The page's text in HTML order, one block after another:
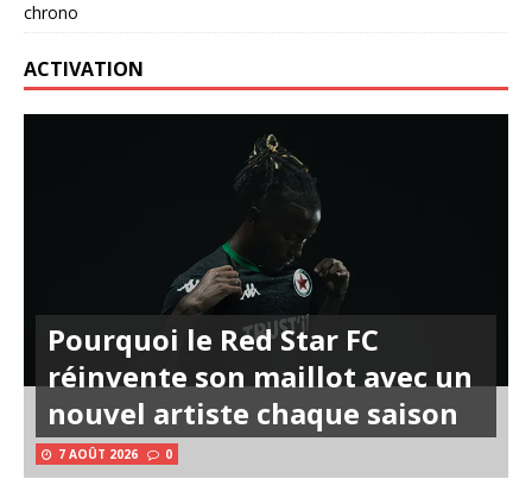
chrono
ACTIVATION
Pourquoi le Red Star FC
réinvente son maillot avec un
nouvel artiste chaque saison
7 AOÛT 2026 0